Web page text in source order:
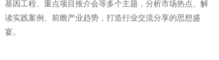
基因工程、重点项目推介会等多个主题，分析市场热点、解
读实践案例、前瞻产业趋势，打造行业交流分享的思想盛
宴。